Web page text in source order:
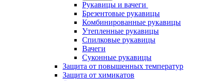
Рукавицы и вачеги
Брезентовые рукавицы
Комбинированные рукавицы
Утепленные рукавицы
Спилковые рукавицы
Вачеги
Суконные рукавицы
Защита от повышенных температур
Защита от химикатов